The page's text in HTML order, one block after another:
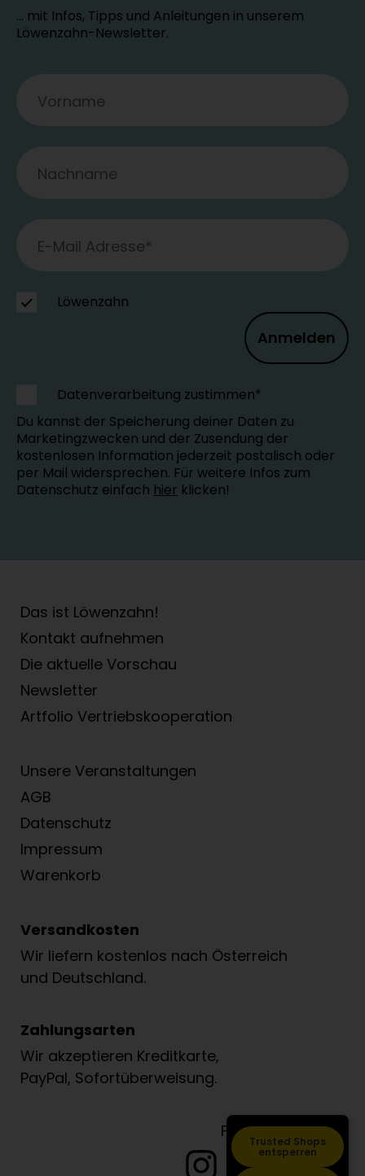
… mit Infos, Tipps und Anleitungen in unserem
Löwenzahn-Newsletter.
Anmelden
Löwenzahn
Datenverarbeitung zustimmen*
Du kannst der Speicherung deiner Daten zu
Marketingzwecken und der Zusendung der
kostenlosen Information jederzeit postalisch oder
per Mail widersprechen. Für weitere Infos zum
Datenschutz einfach hier klicken!
Das ist Löwenzahn!
Kontakt aufnehmen
Die aktuelle Vorschau
Newsletter
Artfolio Vertriebs­kooperation
Unsere Veranstaltungen
AGB
Datenschutz
Impressum
Warenkorb
Versandkosten
Wir liefern kostenlos nach Österreich
und Deutschland.
Zahlungsarten
Wir akzeptieren Kreditkarte,
PayPal, Sofortüberweisung.
Folge Löwenzahn
Trusted Shops
entsperren